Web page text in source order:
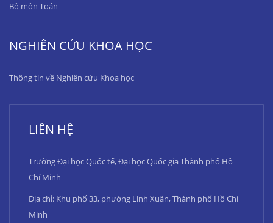
Bộ môn Toán
NGHIÊN CỨU KHOA HỌC
Thông tin về Nghiên cứu Khoa học
LIÊN HỆ
Trường Đại học Quốc tế, Đại học Quốc gia Thành phố Hồ
Chí Minh
Địa chỉ: Khu phố 33, phường Linh Xuân, Thành phố Hồ Chí
Minh